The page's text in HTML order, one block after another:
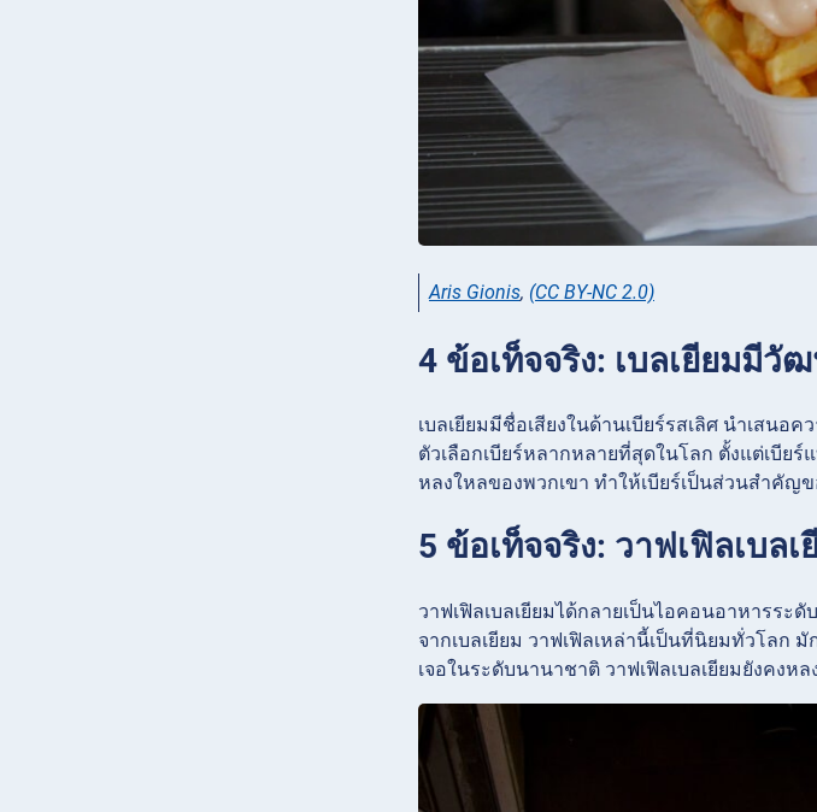
Aris Gionis, (CC BY-NC 2.0)
4 ข้อเท็จจริง: เบลเยียมมีวั
เบลเยียมมีชื่อเสียงในด้านเบียร์รสเลิศ นำเสน
ตัวเลือกเบียร์หลากหลายที่สุดในโลก ตั้งแต่เบียร์
หลงใหลของพวกเขา ทำให้เบียร์เป็นส่วนสำคัญ
5 ข้อเท็จจริง: วาฟเฟิลเบล
วาฟเฟิลเบลเยียมได้กลายเป็นไอคอนอาหารร
จากเบลเยียม วาฟเฟิลเหล่านี้เป็นที่นิยมทั่วโลก
เจอในระดับนานาชาติ วาฟเฟิลเบลเยียมยังคง